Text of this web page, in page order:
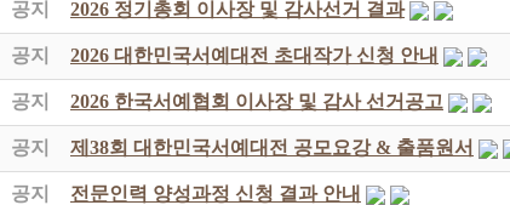
공지 2026 정기총회 이사장 및 감사선거 결과
공지 2026 대한민국서예대전 초대작가 신청 안내
공지 2026 한국서예협회 이사장 및 감사 선거공고
공지 제38회 대한민국서예대전 공모요강 & 출품원서
공지 전문인력 양성과정 신청 결과 안내